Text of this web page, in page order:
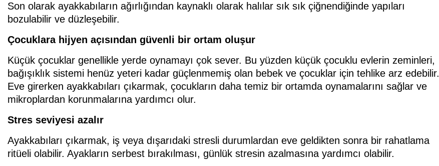
Son olarak ayakkabıların ağırlığından kaynaklı olarak halılar sık sık çiğnendiğinde yapıları
bozulabilir ve düzleşebilir.
Çocuklara hijyen açısından güvenli bir ortam oluşur
Küçük çocuklar genellikle yerde oynamayı çok sever. Bu yüzden küçük çocuklu evlerin zeminleri,
bağışıklık sistemi henüz yeteri kadar güçlenmemiş olan bebek ve çocuklar için tehlike arz edebilir.
Eve girerken ayakkabıları çıkarmak, çocukların daha temiz bir ortamda oynamalarını sağlar ve
mikroplardan korunmalarına yardımcı olur.
Stres seviyesi azalır
Ayakkabıları çıkarmak, iş veya dışarıdaki stresli durumlardan eve geldikten sonra bir rahatlama
ritüeli olabilir. Ayakların serbest bırakılması, günlük stresin azalmasına yardımcı olabilir.